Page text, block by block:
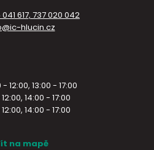
617, 737 020 042
hlucin.cz
12:00, 13:00 - 17:00
14:00 - 17:00
14:00 - 17:00
na mapě